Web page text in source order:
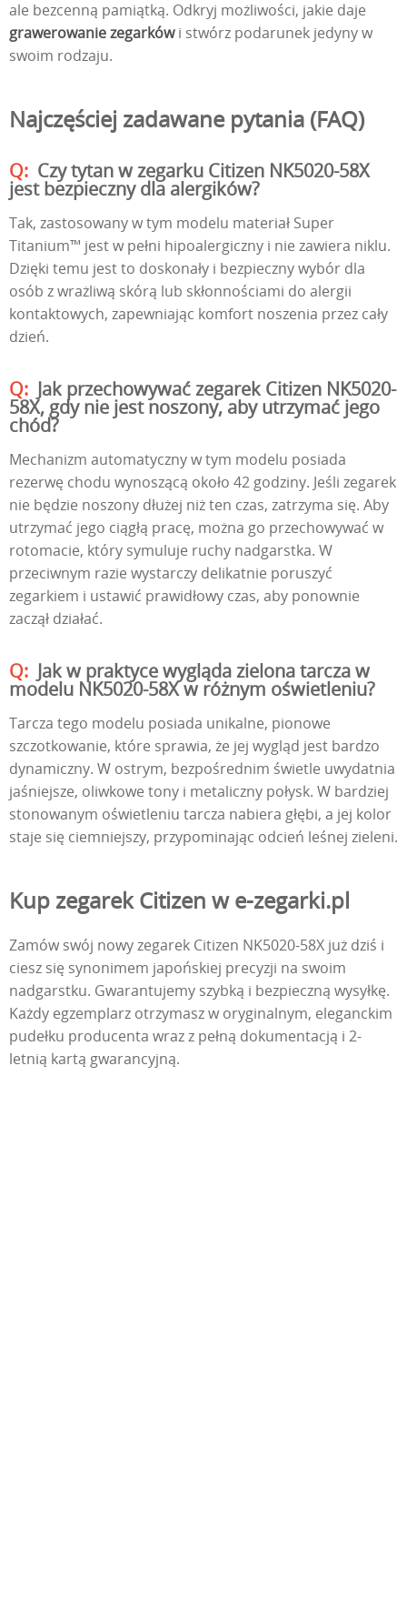
ale bezcenną pamiątką. Odkryj możliwości, jakie daje
grawerowanie zegarkówi stwórz podarunek jedyny w
swoim rodzaju.
Najczęściej zadawane pytania (FAQ)
Czy tytan w zegarku Citizen NK5020-58X
jest bezpieczny dla alergików?
Tak, zastosowany w tym modelu materiał Super
Titanium™ jest w pełni hipoalergiczny i nie zawiera niklu.
Dzięki temu jest to doskonały i bezpieczny wybór dla
osób z wrażliwą skórą lub skłonnościami do alergii
kontaktowych, zapewniając komfort noszenia przez cały
dzień.
Jak przechowywać zegarek Citizen NK5020-
58X, gdy nie jest noszony, aby utrzymać jego
chód?
Mechanizm automatyczny w tym modelu posiada
rezerwę chodu wynoszącą około 42 godziny. Jeśli zegarek
nie będzie noszony dłużej niż ten czas, zatrzyma się. Aby
utrzymać jego ciągłą pracę, można go przechowywać w
rotomacie, który symuluje ruchy nadgarstka. W
przeciwnym razie wystarczy delikatnie poruszyć
zegarkiem i ustawić prawidłowy czas, aby ponownie
zaczął działać.
Jak w praktyce wygląda zielona tarcza w
modelu NK5020-58X w różnym oświetleniu?
Tarcza tego modelu posiada unikalne, pionowe
szczotkowanie, które sprawia, że jej wygląd jest bardzo
dynamiczny. W ostrym, bezpośrednim świetle uwydatnia
jaśniejsze, oliwkowe tony i metaliczny połysk. W bardziej
stonowanym oświetleniu tarcza nabiera głębi, a jej kolor
staje się ciemniejszy, przypominając odcień leśnej zieleni.
Kup zegarek Citizen w e-zegarki.pl
Zamów swój nowy zegarek Citizen NK5020-58X już dziś i
ciesz się synonimem japońskiej precyzji na swoim
nadgarstku. Gwarantujemy szybką i bezpieczną wysyłkę.
Każdy egzemplarz otrzymasz w oryginalnym, eleganckim
pudełku producenta wraz z pełną dokumentacją i 2-
letnią kartą gwarancyjną.